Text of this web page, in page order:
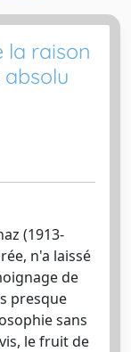
la raison
(1913-
n'a laissé
de
presque
sans
le fruit de